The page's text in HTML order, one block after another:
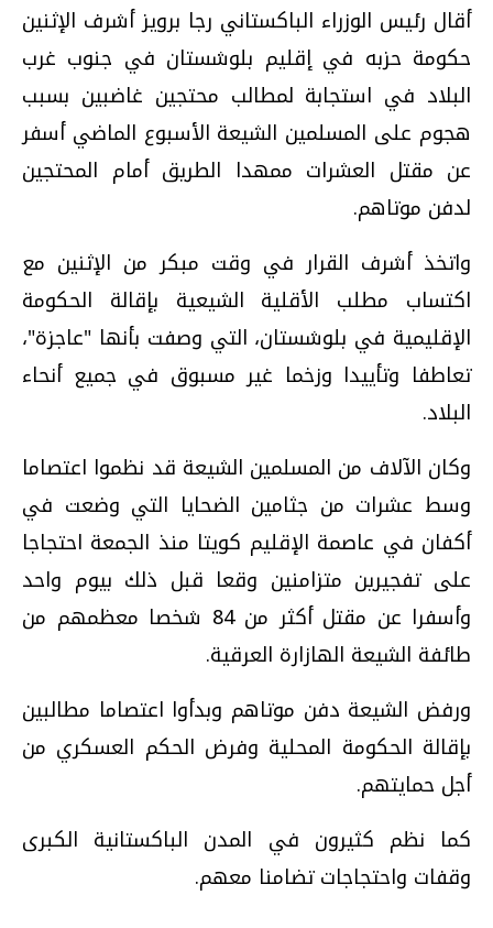
أقال رئيس الوزراء الباكستاني رجا برويز أشرف الإثنين
حكومة حزبه في إقليم بلوشستان في جنوب غرب
البلاد في استجابة لمطالب محتجين غاضبين بسبب
هجوم على المسلمين الشيعة الأسبوع الماضي أسفر
عن مقتل العشرات ممهدا الطريق أمام المحتجين
لدفن موتاهم.
واتخذ أشرف القرار في وقت مبكر من الإثنين مع
اكتساب مطلب الأقلية الشيعية بإقالة الحكومة
الإقليمية في بلوشستان، التي وصفت بأنها "عاجزة"،
تعاطفا وتأييدا وزخما غير مسبوق في جميع أنحاء
البلاد.
وكان الآلاف من المسلمين الشيعة قد نظموا اعتصاما
وسط عشرات من جثامين الضحايا التي وضعت في
أكفان في عاصمة الإقليم كويتا منذ الجمعة احتجاجا
على تفجيرين متزامنين وقعا قبل ذلك بيوم واحد
وأسفرا عن مقتل أكثر من 84 شخصا معظمهم من
طائفة الشيعة الهازارة العرقية.
ورفض الشيعة دفن موتاهم وبدأوا اعتصاما مطالبين
بإقالة الحكومة المحلية وفرض الحكم العسكري من
أجل حمايتهم.
كما نظم كثيرون في المدن الباكستانية الكبرى
وقفات واحتجاجات تضامنا معهم.